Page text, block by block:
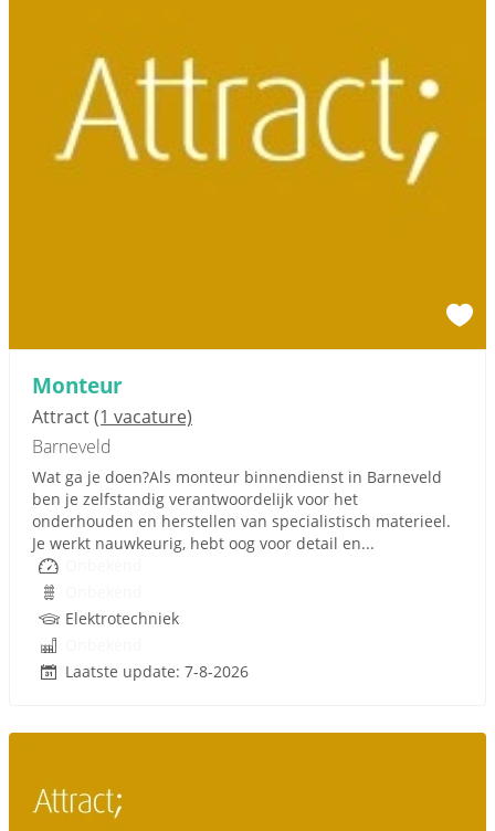
Monteur
Attract(1 vacature)
Barneveld
Wat ga je doen?Als monteur binnendienst in Barneveld
ben je zelfstandig verantwoordelijk voor het
onderhouden en herstellen van specialistisch materieel.
Je werkt nauwkeurig, hebt oog voor detail en...
Elektrotechniek
Laatste update: 7-8-2026